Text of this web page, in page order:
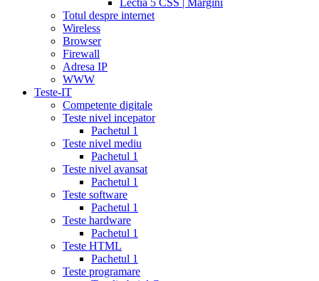
Lectia 5 CSS | Margini
Totul despre internet
Wireless
Browser
Firewall
Adresa IP
WWW
Teste-IT
Competente digitale
Teste nivel incepator
Pachetul 1
Teste nivel mediu
Pachetul 1
Teste nivel avansat
Pachetul 1
Teste software
Pachetul 1
Teste hardware
Pachetul 1
Teste HTML
Pachetul 1
Teste programare